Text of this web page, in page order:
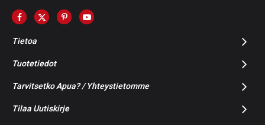
Tietoa
Tuotetiedot
Tarvitsetko Apua? / Yhteystietomme
Tilaa Uutiskirje